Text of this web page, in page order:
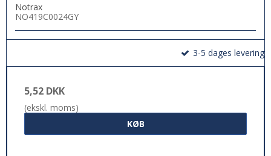
Notrax
NO419C0024GY
3-5 dages levering
5,52 DKK
(ekskl. moms)
KØB